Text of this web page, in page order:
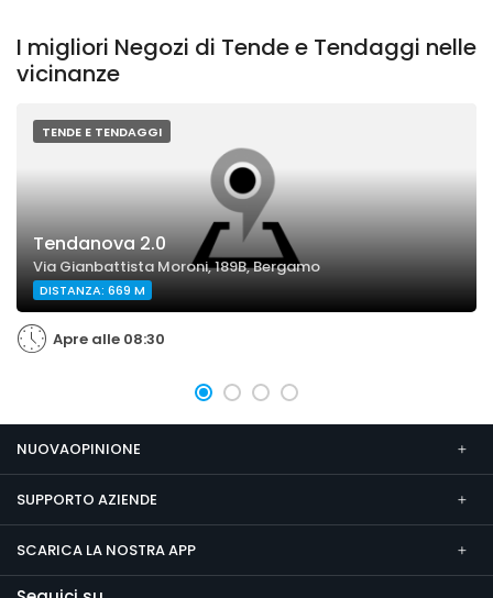
I migliori Negozi di Tende e Tendaggi nelle
vicinanze
TENDE E TENDAGGI
Tendanova 2.0
Via Gianbattista Moroni, 189B, Bergamo
DISTANZA: 669 M
Apre alle 08:30
NUOVAOPINIONE
SUPPORTO AZIENDE
SCARICA LA NOSTRA APP